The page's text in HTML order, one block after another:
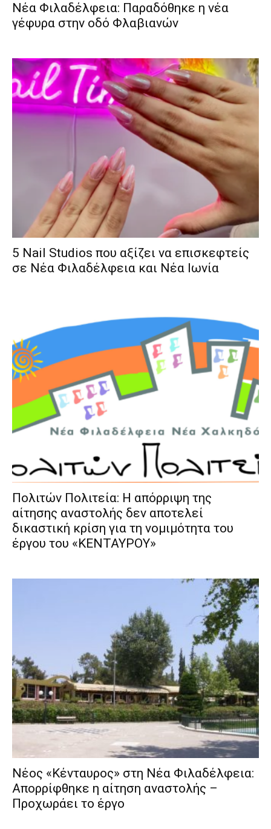
Νέα Φιλαδέλφεια: Παραδόθηκε η νέα
γέφυρα στην οδό Φλαβιανών
5 Nail Studios που αξίζει να επισκεφτείς
σε Νέα Φιλαδέλφεια και Νέα Ιωνία
Πολιτών Πολιτεία: Η απόρριψη της
αίτησης αναστολής δεν αποτελεί
δικαστική κρίση για τη νομιμότητα του
έργου του «ΚΕΝΤΑΥΡΟΥ»
Νέος «Κένταυρος» στη Νέα Φιλαδέλφεια:
Απορρίφθηκε η αίτηση αναστολής –
Προχωράει το έργο